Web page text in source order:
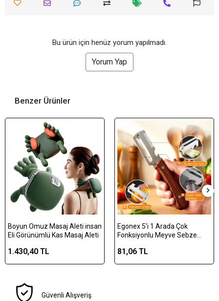
Bu ürün için henüz yorum yapılmadı.
Yorum Yap
Benzer Ürünler
Boyun Omuz Masaj Aleti insan
Eli Görünümlü Kas Masaj Aleti
1.430,40 TL
Egonex 5'i 1 Arada Çok
Fonksiyonlu Meyve Sebze
Şişe Açacağı – Ahşap Saplı
81,06 TL
Güvenli Alışveriş